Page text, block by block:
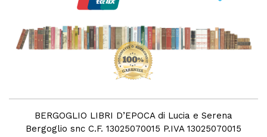
BERGOGLIO LIBRI D’EPOCA di Lucia e Serena
Bergoglio snc C.F. 13025070015 P.IVA 13025070015